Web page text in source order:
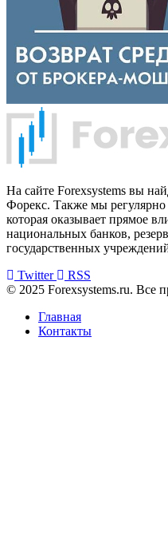
На сайте Forexsystems вы
Форекс. Также мы
которая оказывает прямое
национальных банков,
государственных
Twitter
RSS
© 2025 Forexsystems.ru. Все
Главная
Контакты